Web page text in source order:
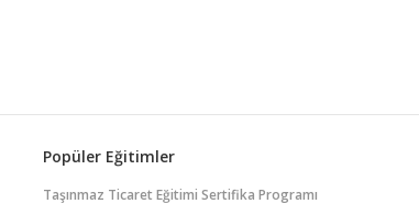
Popüler Eğitimler
Taşınmaz Ticaret Eğitimi Sertifika Programı